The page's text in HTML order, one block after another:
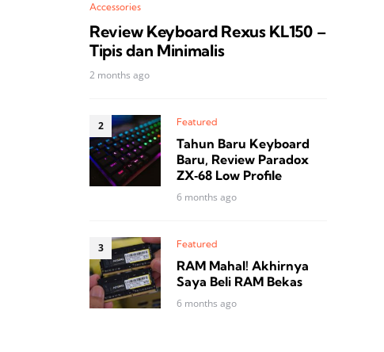
Accessories
Review Keyboard Rexus KL150 –
Tipis dan Minimalis
2 months ago
Featured
Tahun Baru Keyboard
Baru, Review Paradox
ZX‑68 Low Profile
6 months ago
Featured
RAM Mahal! Akhirnya
Saya Beli RAM Bekas
6 months ago